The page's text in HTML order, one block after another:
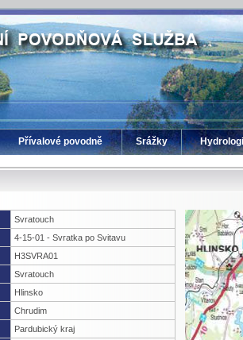
Přívalové povodně Srážky
Svratouch
4-15-01 - Svratka po Svitavu
H3SVRA01
Svratouch
Hlinsko
Chrudim
Pardubický kraj